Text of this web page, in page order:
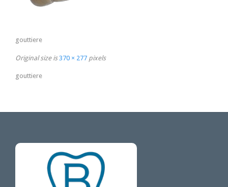
gouttiere
Original size is370 × 277 pixels
gouttiere